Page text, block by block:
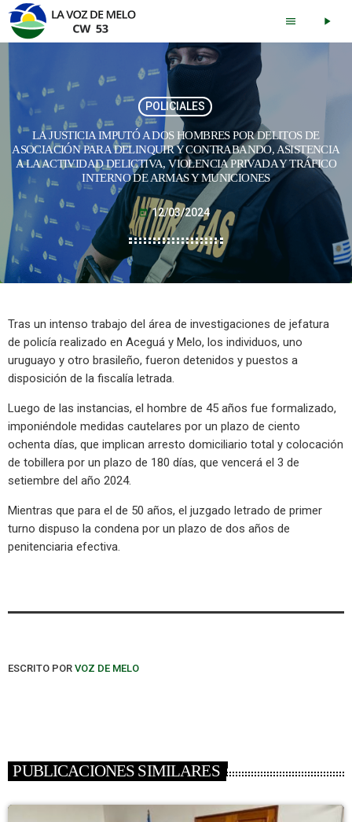
menu play_arrow
POLICIALES
LA JUSTICIA IMPUTÓ A DOS HOMBRES POR DELITOS DE
ASOCIACIÓN PARA DELINQUIR Y CONTRABANDO, ASISTENCIA
A LA ACTIVIDAD DELICTIVA, VIOLENCIA PRIVADA Y TRÁFICO
INTERNO DE ARMAS Y MUNICIONES
today 12/03/2024
Tras un intenso trabajo del área de investigaciones de jefatura
de policía realizado en Aceguá y Melo, los individuos, uno
uruguayo y otro brasileño, fueron detenidos y puestos a
disposición de la fiscalía letrada.
Luego de las instancias, el hombre de 45 años fue formalizado,
imponiéndole medidas cautelares por un plazo de ciento
ochenta días, que implican arresto domiciliario total y colocación
de tobillera por un plazo de 180 días, que vencerá el 3 de
setiembre del año 2024.
Mientras que para el de 50 años, el juzgado letrado de primer
turno dispuso la condena por un plazo de dos años de
penitenciaria efectiva.
ESCRITO POR VOZ DE MELO
PUBLICACIONES SIMILARES